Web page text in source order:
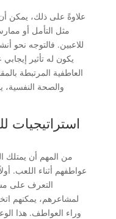
علاوةً على ذلك، يمكن
مثل التأمل أو
للاعبين. فالتوجه نحو
يكون له تأثير
العاطفية المرتبطة
والصحة النفسية،
استراتيجيات
من المهم أن يمتلك
عواطفهم أثناء اللعب.
التعرف على
لمشاعرهم، يمكنهم
وراء العواطف. هذا